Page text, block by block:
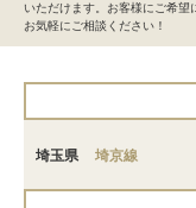
いただけます。お客様にご希望
お気軽にご相談ください！
埼玉県 埼京線